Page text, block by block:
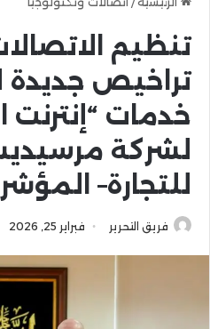
تنظيم
تراخيص جديدة
خدمات “إنترنت
لشركة
للتجارة–
فريق التحرير فبراير 25, 2026